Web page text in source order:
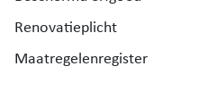
Renovatieplicht
Maatregelenregister